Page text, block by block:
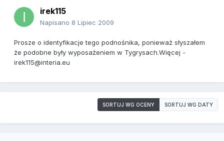
irek115
Napisano 8 Lipiec 2009
Prosze o identyfikacje tego podnośnika, ponieważ słyszałem
że podobne były wyposażeniem w Tygrysach.Więcej -
irek115@interia.eu
SORTUJ WG OCENY SORTUJ WG DATY